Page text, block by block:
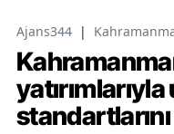
Ajans344 |
yatırımlarıyla